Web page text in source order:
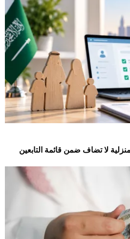
لا تضاف ضمن قائمة التابعين